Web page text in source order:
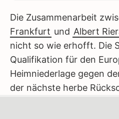
Die Zusammenarbeit
Frankfurt und Albert
nicht so wie erhofft. Die
Qualifikation für den
Heimniederlage gegen
der nächste herbe